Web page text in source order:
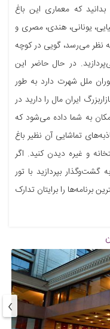
که معماری این باغ
یونانی، هندی، مصری و
نظر می‌رسد، گویی در کوچه
در حال حاضر این
ملل شهرت دارد به طور
ایران مال را دارید در
به شما داده می‌شود که
تماشایی آن نظیر باغ
و غیره دیدن کنید. اگر
بپردازید با تور
برنامه‌ها را برایتان تدارک
›